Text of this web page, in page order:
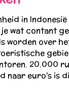
in
wat contant
worden over
20.000
naar euro's is